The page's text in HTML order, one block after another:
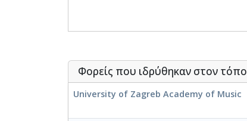
Φορείς που ιδρύθηκαν στον τόπο
University of Zagreb Academy of Music